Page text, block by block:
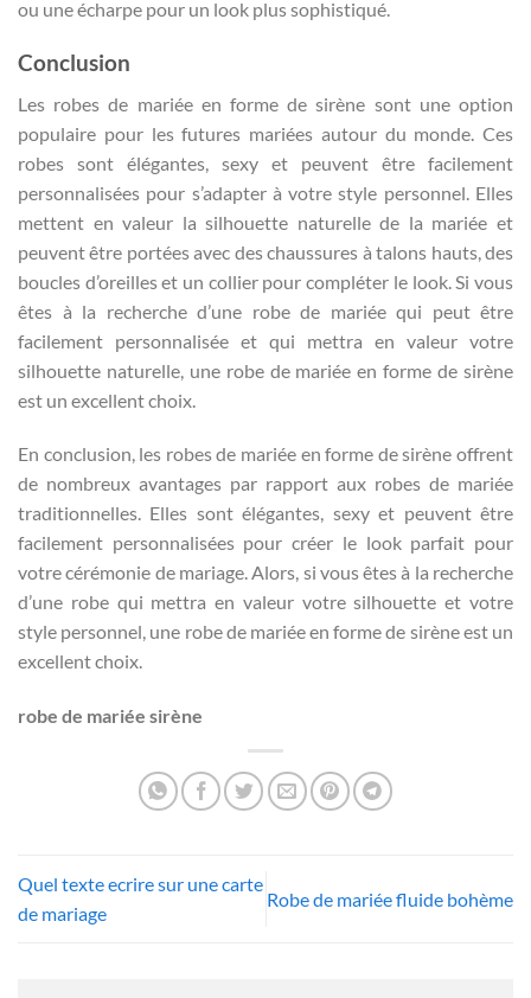
ou une écharpe pour un look plus sophistiqué.
Conclusion
Les robes de mariée en forme de sirène sont une option
populaire pour les futures mariées autour du monde. Ces
robes sont élégantes, sexy et peuvent être facilement
personnalisées pour s’adapter à votre style personnel. Elles
mettent en valeur la silhouette naturelle de la mariée et
peuvent être portées avec des chaussures à talons hauts, des
boucles d’oreilles et un collier pour compléter le look. Si vous
êtes à la recherche d’une robe de mariée qui peut être
facilement personnalisée et qui mettra en valeur votre
silhouette naturelle, une robe de mariée en forme de sirène
est un excellent choix.
En conclusion, les robes de mariée en forme de sirène offrent
de nombreux avantages par rapport aux robes de mariée
traditionnelles. Elles sont élégantes, sexy et peuvent être
facilement personnalisées pour créer le look parfait pour
votre cérémonie de mariage. Alors, si vous êtes à la recherche
d’une robe qui mettra en valeur votre silhouette et votre
style personnel, une robe de mariée en forme de sirène est un
excellent choix.
robe de mariée sirène
Quel texte ecrire sur une carte
de mariage
Robe de mariée fluide bohème